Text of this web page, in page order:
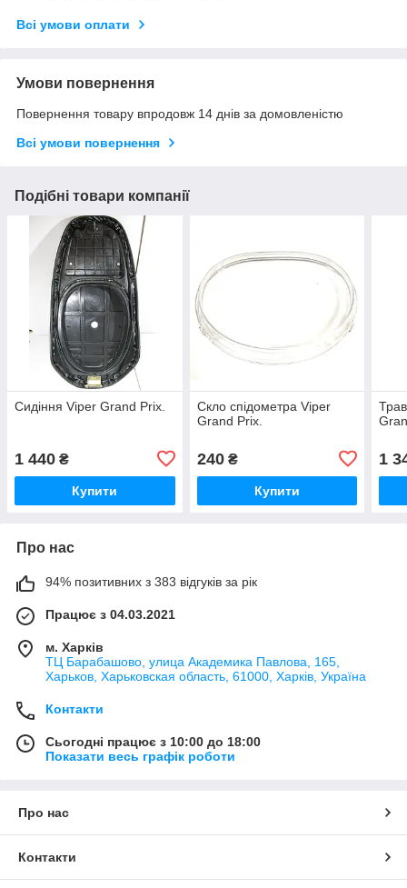
Всі умови оплати
Умови повернення
Повернення товару впродовж 14 днів за домовленістю
Всі умови повернення
Подібні товари компанії
Сидіння Viper Grand Prix.
1 440 ₴
Купити
Скло спідометра Viper
Grand Prix.
240₴
Купити
1
Про нас
94% позитивних з 383 відгуків за рік
Працює з 04.03.2021
м. Харків
ТЦ Барабашово, улица Академика Павлова, 165,
Харьков, Харьковская область, 61000, Харків, Україна
Контакти
Сьогодні працює з 10:00 до 18:00
Показати весь графік роботи
Про нас
Контакти